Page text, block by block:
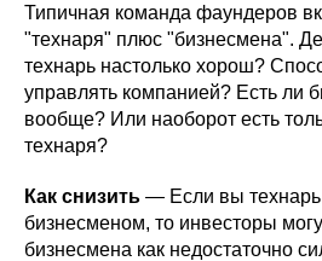
Типичная команда фаундеров
"технаря" плюс "бизнесмена".
технарь настолько хорош?
управлять компанией? Есть ли
вообще? Или наоборот есть
технаря?
Как снизить — Если вы
бизнесменом, то инвесторы
бизнесмена как недостаточно